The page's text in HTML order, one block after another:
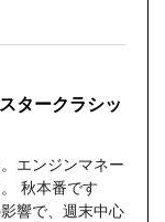
タークラシッ
エンジンマネー
秋本番です
響で、週末中心